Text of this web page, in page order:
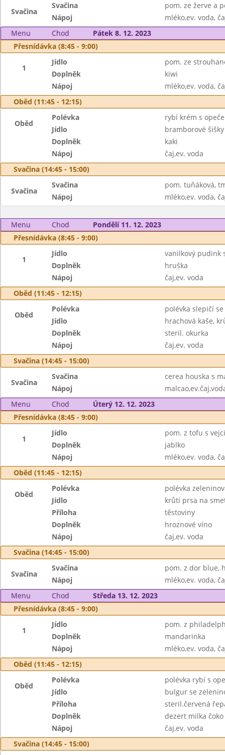
Svačina
Svačina
pom. ze žerve a
Nápoj
mléko,ev. voda,
Menu
Chod
Pátek 8. 12. 2023
Přesnídávka (8:45 - 9:00)
1
Jídlo
pom. ze
Doplněk
kiwi
Nápoj
mléko,ev. voda,
Oběd (11:45 - 12:15)
Oběd
Polévka
rybí krém s
Jídlo
bramborové
Doplněk
kaki
Nápoj
čaj,ev. voda
Svačina (14:45 - 15:00)
Svačina
Svačina
pom. tuňáková,
Nápoj
mléko,ev. voda,
Menu Chod
Pondělí 11. 12. 2023
Přesnídávka (8:45 - 9:00)
1
Jídlo
vanilkový pudink
Doplněk
hruška
Nápoj
čaj,ev. voda
Oběd (11:45 - 12:15)
Oběd
Polévka
polévka slepičí
Jídlo
hrachová kaše,
Doplněk
steril. okurka
Nápoj
čaj,ev. voda
Svačina (14:45 - 15:00)
Svačina
Svačina
cerea houska s
Nápoj
Menu
Chod
Úterý 12. 12. 2023
Přesnídávka (8:45 - 9:00)
1
Jídlo
pom. z tofu s
Doplněk
jablko
Nápoj
mléko,ev. voda,
Oběd (11:45 - 12:15)
Oběd
Polévka
polévka
Jídlo
krůtí prsa na
Příloha
těstoviny
Doplněk
hroznové víno
Nápoj
čaj,ev. voda
Svačina (14:45 - 15:00)
Svačina
Svačina
pom. z dor blue,
Nápoj
mléko,ev. voda,
Menu
Chod
Středa 13. 12. 2023
Přesnídávka (8:45 - 9:00)
1
Jídlo
pom. z
Doplněk
mandarinka
Nápoj
mléko,ev. voda,
Oběd (11:45 - 12:15)
Oběd
Polévka
polévka rybí s
Jídlo
bulgur se
Příloha
steril.červená
Doplněk
dezert milka čoko
Nápoj
čaj,ev. voda
Svačina (14:45 - 15:00)